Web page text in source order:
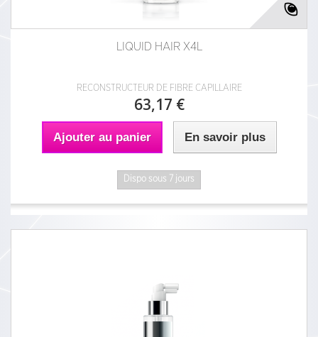
LIQUID HAIR X4L
RECONSTRUCTEUR DE FIBRE CAPILLAIRE
63,17 €
Ajouter au panier En savoir plus
Dispo sous 7 jours